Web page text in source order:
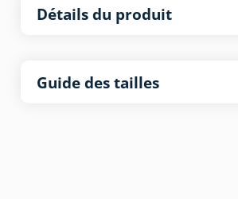
Détails du produit
Guide des tailles